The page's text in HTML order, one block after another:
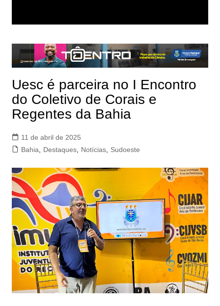
Uesc é parceira no I Encontro
do Coletivo de Corais e
Regentes da Bahia
11 de abril de 2025
Bahia, Destaques, Notícias, Sudoeste